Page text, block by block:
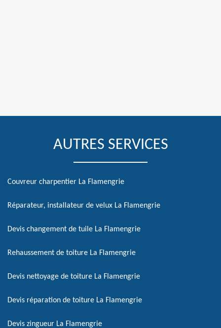
AUTRES SERVICES
Couvreur charpentier La Flamengrie
Réparateur, installateur de velux La Flamengrie
Devis changement de tuile La Flamengrie
Rehaussement de toiture La Flamengrie
Devis nettoyage de toiture La Flamengrie
Devis réparation de toiture La Flamengrie
Devis zingueur La Flamengrie